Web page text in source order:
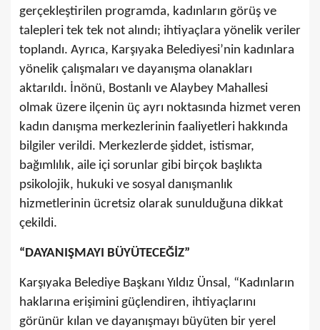
gerçekleştirilen programda, kadınların görüş ve
talepleri tek tek not alındı; ihtiyaçlara yönelik veriler
toplandı. Ayrıca, Karşıyaka Belediyesi’nin kadınlara
yönelik çalışmaları ve dayanışma olanakları
aktarıldı. İnönü, Bostanlı ve Alaybey Mahallesi
olmak üzere ilçenin üç ayrı noktasında hizmet veren
kadın danışma merkezlerinin faaliyetleri hakkında
bilgiler verildi. Merkezlerde şiddet, istismar,
bağımlılık, aile içi sorunlar gibi birçok başlıkta
psikolojik, hukuki ve sosyal danışmanlık
hizmetlerinin ücretsiz olarak sunulduğuna dikkat
çekildi.
“DAYANIŞMAYI BÜYÜTECEĞİZ”
Karşıyaka Belediye Başkanı Yıldız Ünsal, “Kadınların
haklarına erişimini güçlendiren, ihtiyaçlarını
görünür kılan ve dayanışmayı büyüten bir yerel